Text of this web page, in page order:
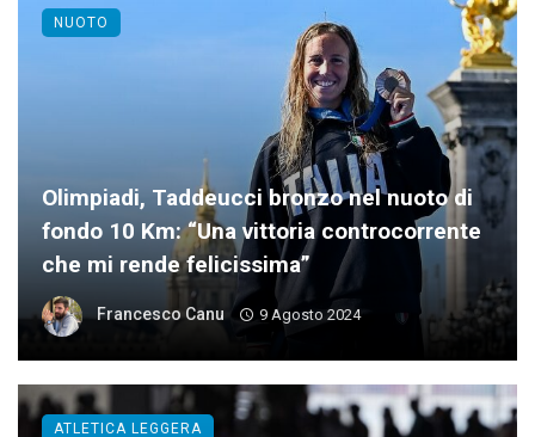
Olimpiadi, Taddeucci bronzo nel nuoto di
fondo 10 Km: “Una vittoria controcorrente
che mi rende felicissima”
Francesco Canu 9 Agosto 2024
NUOTO
ATLETICA LEGGERA